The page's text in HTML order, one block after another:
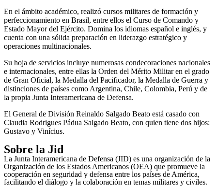
En el ámbito académico, realizó cursos militares de formación y
perfeccionamiento en Brasil, entre ellos el Curso de Comando y
Estado Mayor del Ejército. Domina los idiomas español e inglés, y
cuenta con una sólida preparación en liderazgo estratégico y
operaciones multinacionales.
Su hoja de servicios incluye numerosas condecoraciones nacionales
e internacionales, entre ellas la Orden del Mérito Militar en el grado
de Gran Oficial, la Medalla del Pacificador, la Medalla de Guerra y
distinciones de países como Argentina, Chile, Colombia, Perú y de
la propia Junta Interamericana de Defensa.
El General de División Reinaldo Salgado Beato está casado con
Claudia Rodrigues Pádua Salgado Beato, con quien tiene dos hijos:
Gustavo y Vinícius.
Sobre la Jid
La Junta Interamericana de Defensa (JID) es una organización de la
Organización de los Estados Americanos (OEA) que promueve la
cooperación en seguridad y defensa entre los países de América,
facilitando el diálogo y la colaboración en temas militares y civiles.